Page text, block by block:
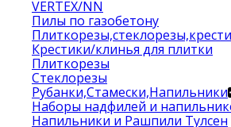
VERTEX/NN
Пилы по газобетону
Крестики/клинья для плитки
Плиткорезы
Стеклорезы
Рубанки,Стамески,Напильники
Наборы надфилей и
Напильники и Рашпили Тулсен